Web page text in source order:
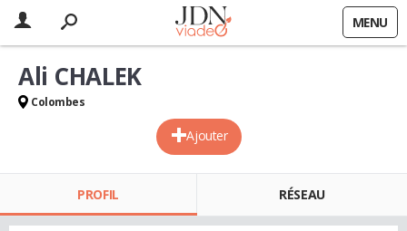
MENU
Ajouter
Ali CHALEK
Colombes
PROFIL RÉSEAU